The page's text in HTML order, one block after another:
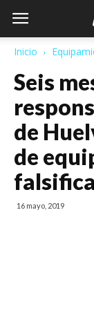
Inicio
Seis
de
de
16 mayo, 2019